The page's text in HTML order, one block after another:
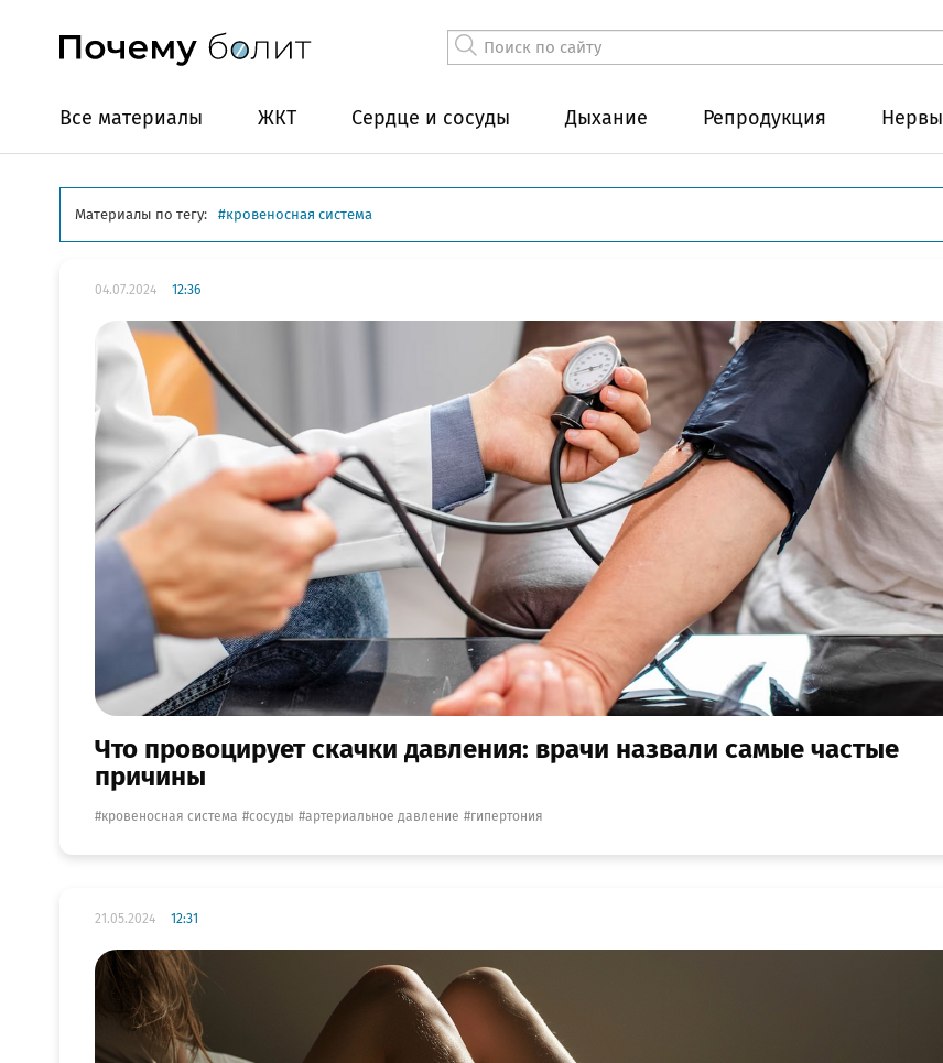
Все материалы ЖКТ Сердце и сосуды Дыхание Репродукция Нервы
Материалы по тегу: кровеносная система
04.07.2024 12:36
Что провоцирует скачки давления: врачи назвали самые частые
причины
кровеносная система сосуды артериальное давление гипертония
21.05.2024 12:31